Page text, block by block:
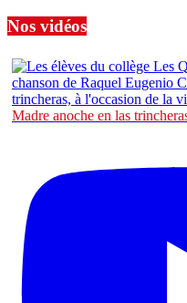
Nos vidéos
Madre anoche en las